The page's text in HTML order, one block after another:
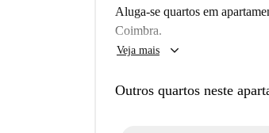
Aluga-se quartos em
Coimbra.
Veja mais keyboard_arrow_down
Outros quartos neste